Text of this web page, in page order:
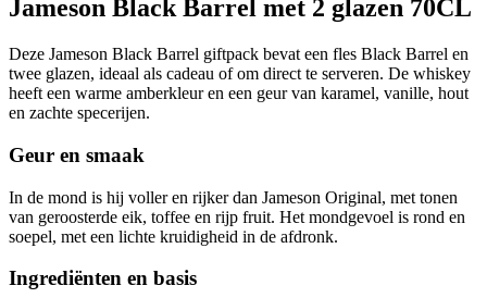
Jameson Black Barrel met 2 glazen 70CL
Deze Jameson Black Barrel giftpack bevat een fles Black Barrel en
twee glazen, ideaal als cadeau of om direct te serveren. De whiskey
heeft een warme amberkleur en een geur van karamel, vanille, hout
en zachte specerijen.
Geur en smaak
In de mond is hij voller en rijker dan Jameson Original, met tonen
van geroosterde eik, toffee en rijp fruit. Het mondgevoel is rond en
soepel, met een lichte kruidigheid in de afdronk.
Ingrediënten en basis